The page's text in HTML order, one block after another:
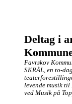
Deltag i
Favrskov
SKRÅL, en to-
levende musik
ved Musik på